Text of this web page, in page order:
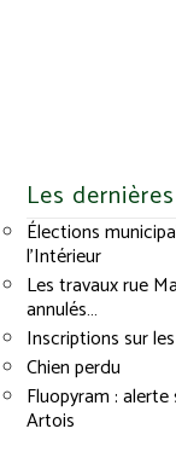
Les
Élections
l’Intérieur
Les travaux rue
annulés…
Inscriptions sur
Chien perdu
Fluopyram :
Artois